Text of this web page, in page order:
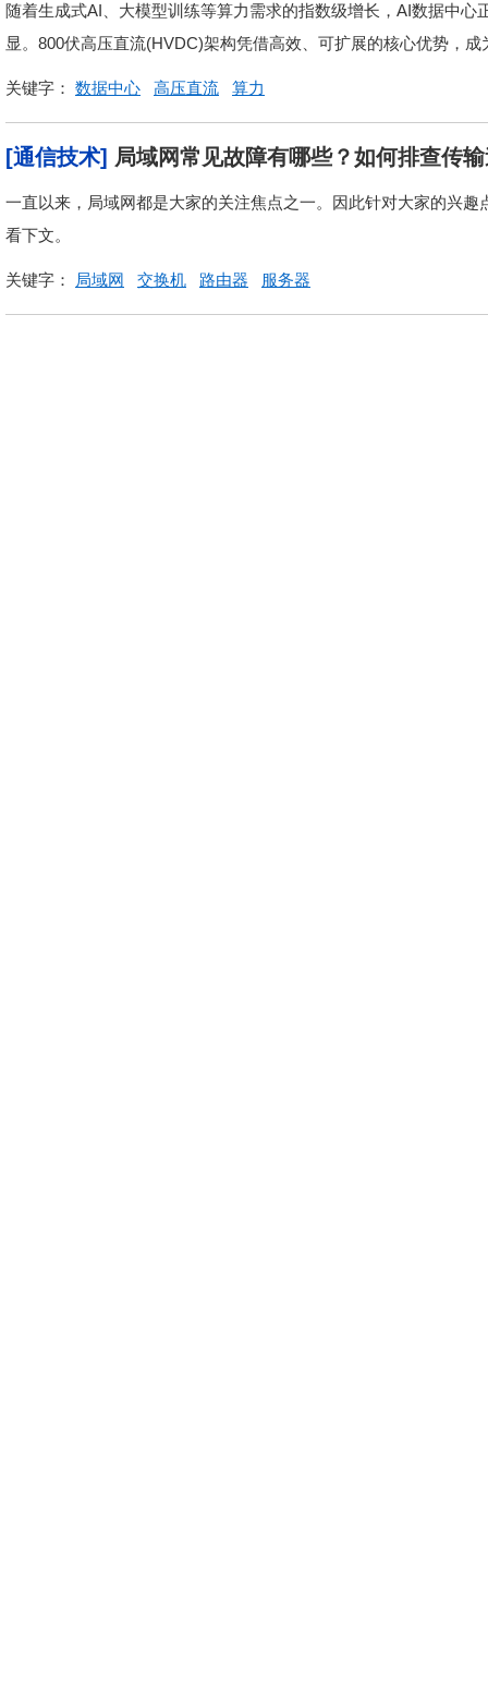
随着生成式AI、大模型训练等算力需求的指数级增长，AI数据中
显。800伏高压直流(HVDC)架构凭借高效、可扩展的核心优势，
关键字： 数据中心 高压直流 算力
[通信技术] 局域网常见故障有哪些？如何排查传
一直以来，局域网都是大家的关注焦点之一。因此针对大家的兴
看下文。
关键字： 局域网 交换机 路由器 服务器